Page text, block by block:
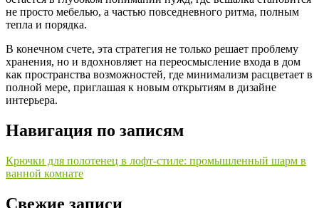
не просто мебелью, а частью повседневного ритма, полным
тепла и порядка.
В конечном счете, эта стратегия не только решает проблему
хранения, но и вдохновляет на переосмысление входа в дом
как пространства возможностей, где минимализм расцветает в
полной мере, приглашая к новым открытиям в дизайне
интерьера.
Навигация по записям
Крючки для полотенец в лофт-стиле: промышленный шарм в
ванной комнате
Свежие записи